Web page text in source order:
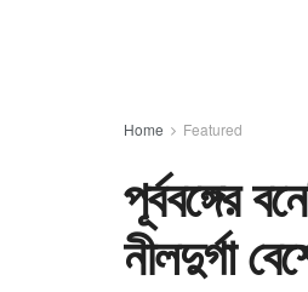
Home Featured
পূর্ববঙ্গের
নীলদুর্গা